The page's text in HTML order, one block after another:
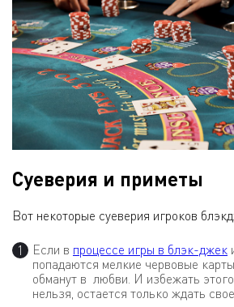
Суеверия и приметы
Вот некоторые суеверия игроков
Если в процессе игры в блэк-джек
попадаются мелкие червовые
обманут в любви. И избежать
нельзя, остается только ждать